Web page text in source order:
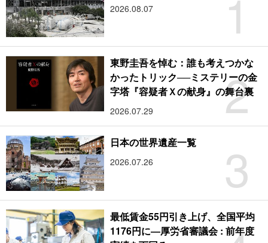
1
2026.08.07
2
東野圭吾を悼む：誰も考えつかな
かったトリック──ミステリーの金
字塔『容疑者Ｘの献身』の舞台裏
2026.07.29
3
日本の世界遺産一覧
2026.07.26
最低賃金55円引き上げ、全国平均
1176円に―厚労省審議会 : 前年度